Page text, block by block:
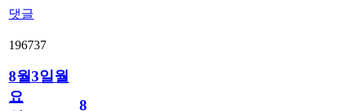
댓글
196737
8월3일월
요
8